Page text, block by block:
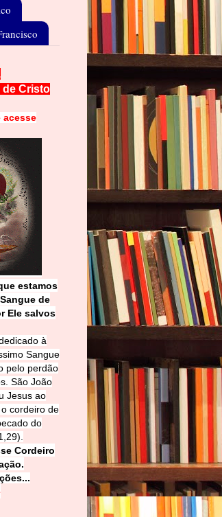
de Cristo
acesse
estamos
de
Ele salvos
à
Sangue
pelo perdão
São João
Jesus ao
cordeiro de
do
Cordeiro